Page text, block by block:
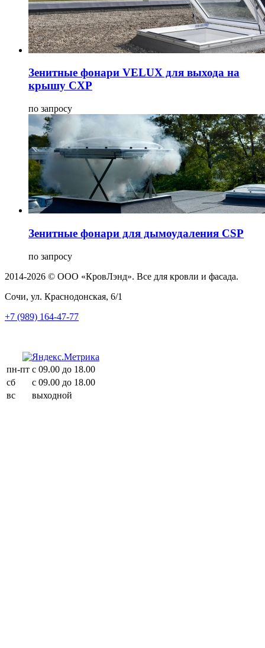
Зенитные фонари VELUX для выхода на
крышу CXP
по запросу
Зенитные фонари для дымоудаления CSP
по запросу
2014-2026 © ООО «КровЛэнд». Все для кровли и фасада.
Сочи, ул. Краснодонская, 6/1
+7 (989) 164-47-77
пн-пт с 09.00 до 18.00
сб
с 09.00 до 18.00
вс
выходной